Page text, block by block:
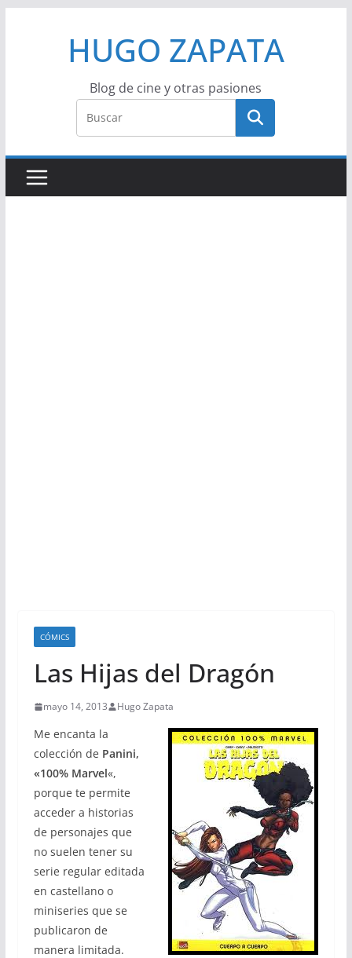
HUGO ZAPATA
Blog de cine y otras pasiones
CÓMICS
Las Hijas del Dragón
mayo 14, 2013 Hugo Zapata
Me encanta la
colección de Panini,
«100% Marvel«,
porque te permite
acceder a historias
de personajes que
no suelen tener su
serie regular editada
en castellano o
miniseries que se
publicaron de
manera limitada.